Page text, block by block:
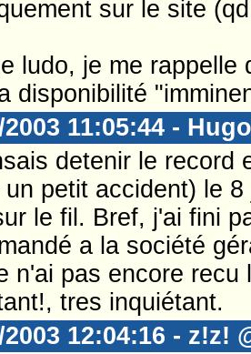
sur le site
ludo, je me rappelle
disponibilité
2003 11:05:44 - Hugo
detenir le record
un petit accident) le
le fil. Bref, j'ai fini
a la société
n'ai pas encore
tres inquiétant.
2003 12:04:16 - z!z!